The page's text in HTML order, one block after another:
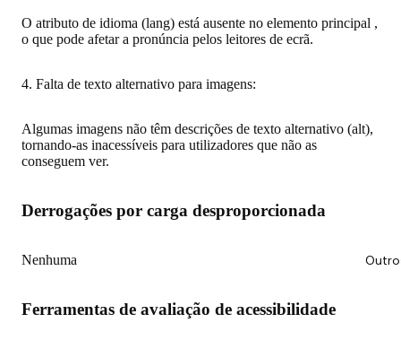
O atributo de idioma (lang) está ausente no elemento principal ,
o que pode afetar a pronúncia pelos leitores de ecrã.
4. Falta de texto alternativo para imagens:
Algumas imagens não têm descrições de texto alternativo (alt),
tornando-as inacessíveis para utilizadores que não as
conseguem ver.
Derrogações por carga desproporcionada
Nenhuma
Ferramentas de avaliação de acessibilidade